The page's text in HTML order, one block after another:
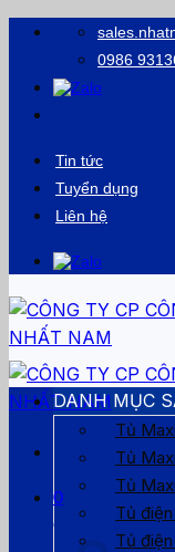
dung
0986
Tin tức
Tuyển dụng
Liên hệ
0
Giỏ hàng
DANH MỤC
Tủ
Tủ
Tủ
Tủ
Tủ